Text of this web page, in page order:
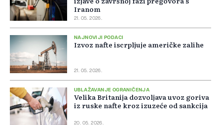
Iranom
21. 05. 2026.
NAJNOVIJI PODACI
Izvoz nafte iscrpljuje američke zalihe
21. 05. 2026.
UBLAŽAVANJE OGRANIČENJA
Velika Britanija dozvoljava uvoz goriva
iz ruske nafte kroz izuzeće od sankcija
20. 05. 2026.